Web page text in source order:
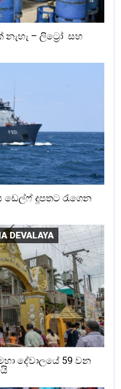
– ලිට්‍රෝ සහ
ඩෙල්ෆ් දූපතට රැගෙන
DEVALAYA
දේවාලයේ 59 වන